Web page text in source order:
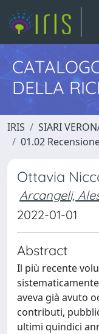
DELLA
IRIS SIARI
01.02
Ottavia
Arcangeli,
2022-01-01
Abstract
Il più recente
aveva già avuto
contributi,
ultimi quindici